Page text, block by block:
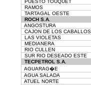
PUESTO TOUQUET
RAMOS
TARTAGAL OESTE
ROCH S.A.
ANGOSTURA
CAJON DE LOS
LAS VIOLETAS
MEDIANERA
RIO CULLEN
SUR RIO DESEADO ESTE
TECPETROL S.A.
AGUARAG�E
AGUA SALADA
ATUEL NORTE